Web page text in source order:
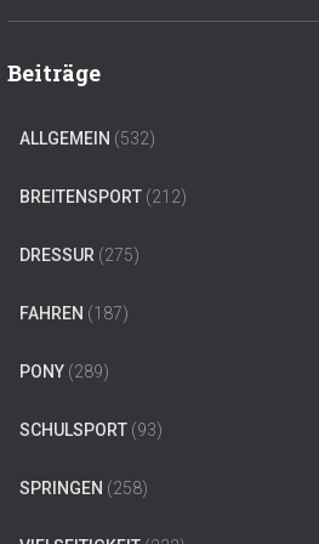
Beiträge
ALLGEMEIN (532)
BREITENSPORT (212)
DRESSUR (275)
FAHREN (187)
PONY (289)
SCHULSPORT (93)
SPRINGEN (258)